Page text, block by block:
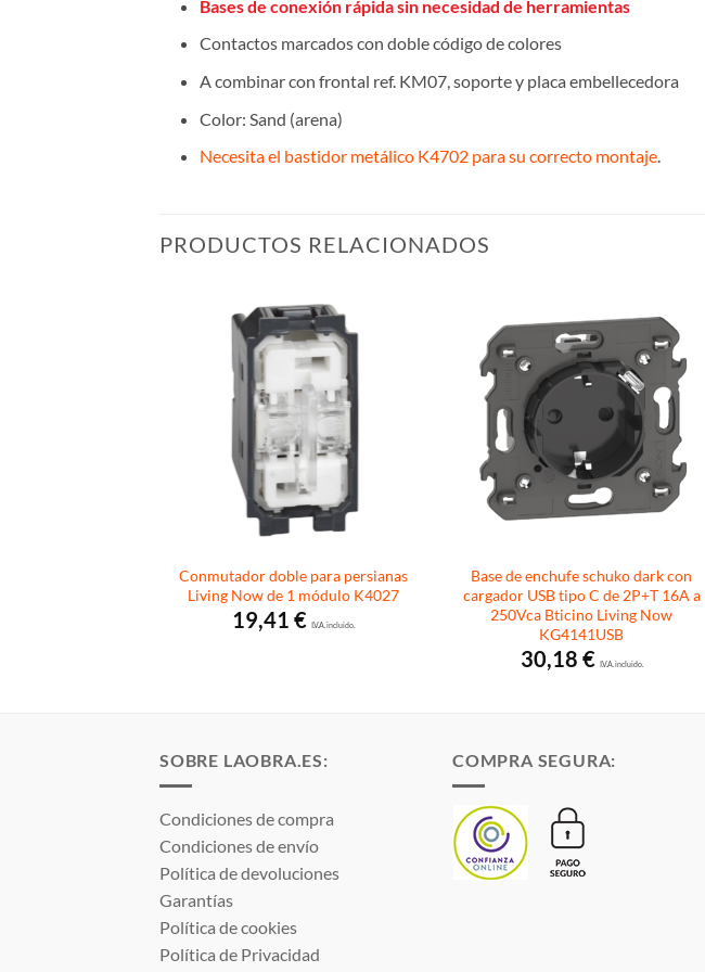
Bases de conexión rápida sin necesidad de herramientas
Contactos marcados con doble código de colores
A combinar con frontal ref. KM07, soporte y placa embellecedora
Color: Sand (arena)
Necesita el bastidor metálico K4702 para su correcto montaje.
PRODUCTOS RELACIONADOS
Conmutador doble para persianas
Living Now de 1 módulo K4027
19,41 €I.V.A. incluido.
Base de enchufe schuko dark con
cargador USB tipo C de 2P+T 16A a
250Vca Bticino Living Now
KG4141USB
30,18 €I.V.A. incluido.
SOBRE LAOBRA.ES:
Condiciones de compra
Condiciones de envío
Política de devoluciones
Garantías
Política de cookies
Política de Privacidad
COMPRA SEGURA: